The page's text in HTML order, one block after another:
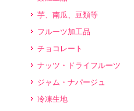
芋、南瓜、豆類等
フルーツ加工品
チョコレート
ナッツ・ドライフルーツ
ジャム・ナパージュ
冷凍生地